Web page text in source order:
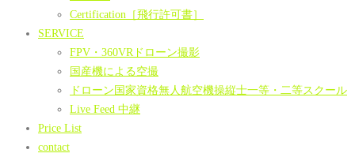
Certification［飛行許可書］
SERVICE
FPV・360VRドローン撮影
国産機による空撮
ドローン国家資格無人航空機操縦士一等・二等スクール
Live Feed 中継
Price List
contact